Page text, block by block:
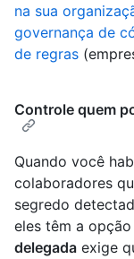
na sua
governança de
de regras
Controle quem
Quando você
colaboradores
segredo
eles têm a
delegada exige